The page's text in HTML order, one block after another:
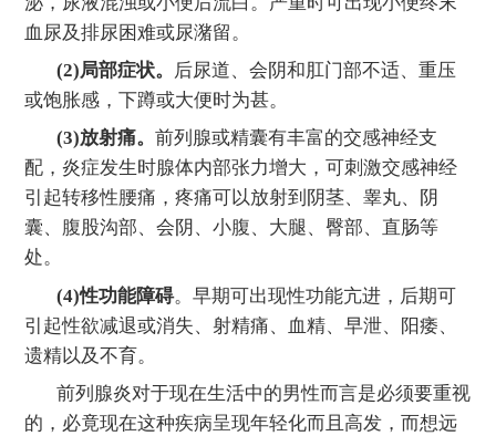
血尿及排尿困难或尿潴留。
(2)局部症状。 后尿道、会阴和肛门部不适、重压
或饱胀感，下蹲或大便时为甚。
(3)放射痛。前列腺或精囊有丰富的交感神经支
配，炎症发生时腺体内部张力增大，可刺激交感神经
引起转移性腰痛，疼痛可以放射到阴茎、睾丸、阴
囊、腹股沟部、会阴、小腹、大腿、臀部、直肠等
处。
(4)性功能障碍。早期可出现性功能亢进，后期可
引起性欲减退或消失、射精痛、血精、早泄、阳痿、
遗精以及不育。
前列腺炎对于现在生活中的男性而言是必须要重视
的，必竟现在这种疾病呈现年轻化而且高发，而想远